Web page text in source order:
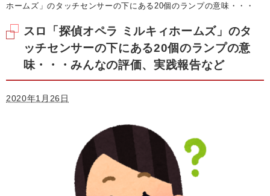
ホームズ」のタッチセンサーの下にある20個のランプの意味・・・
スロ「探偵オペラ ミルキィホームズ」のタ
ッチセンサーの下にある20個のランプの意
味・・・みんなの評価、実践報告など
2020年1月26日